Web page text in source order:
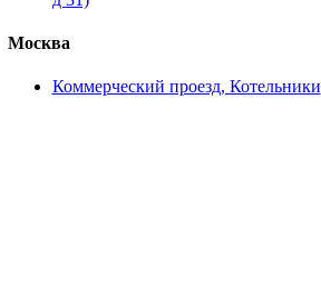
Москва
Коммерческий проезд, Котельники